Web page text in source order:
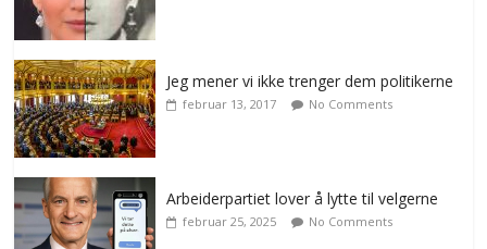
Jeg mener vi ikke trenger dem politikerne
februar 13, 2017 No Comments
Arbeiderpartiet lover å lytte til velgerne
februar 25, 2025 No Comments